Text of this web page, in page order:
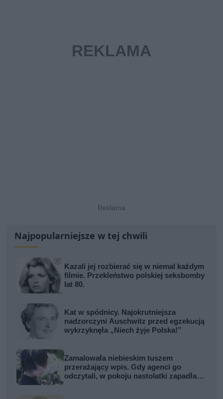
Najpopularniejsze w tej chwili
Kazali jej rozbierać się w niemal każdym
filmie. Przekleństwo polskiej seksbomby
lat 80.
Kat w spódnicy. Najokrutniejsza
nadzorczyni Auschwitz przed egzekucją
wykrzyknęła „Niech żyje Polska!”
Zamalowała niebieskim tuszem
przerażający wpis. Gdy agenci go
odczytali, w pokoju nastolatki zapadła